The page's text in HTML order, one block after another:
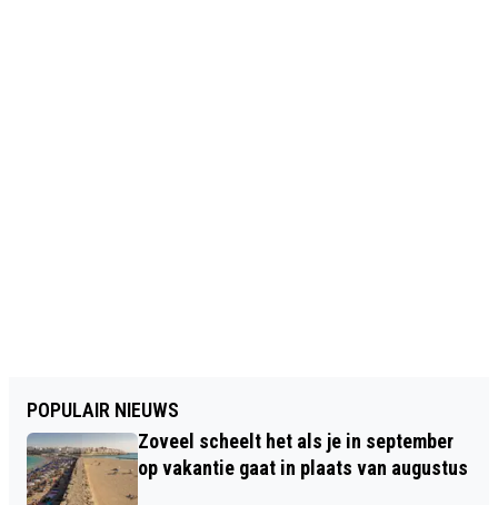
POPULAIR NIEUWS
Zoveel scheelt het als je in september
op vakantie gaat in plaats van augustus